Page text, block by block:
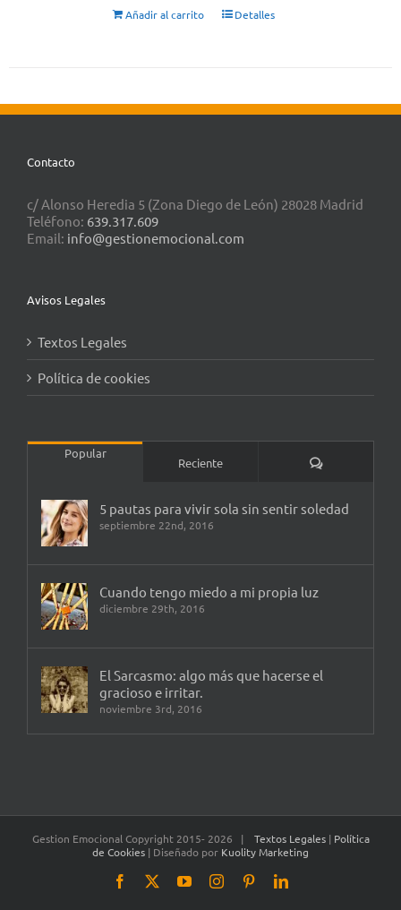
Añadir al carrito Detalles
Contacto
c/ Alonso Heredia 5 (Zona Diego de León) 28028 Madrid
Teléfono: 639.317.609
Email: info@gestionemocional.com
Avisos Legales
Textos Legales
Política de cookies
Popular
Reciente Comentarios
5 pautas para vivir sola sin sentir soledad
septiembre 22nd, 2016
Cuando tengo miedo a mi propia luz
diciembre 29th, 2016
El Sarcasmo: algo más que hacerse el
gracioso e irritar.
noviembre 3rd, 2016
Gestion Emocional Copyright 2015- 2026 | Textos Legales | Política
de Cookies | Diseñado por Kuolity Marketing
Facebook
YouTubeInstagramPinterestLinkedIn